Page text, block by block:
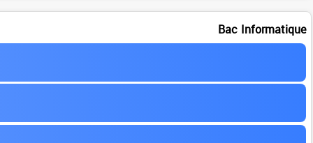
Bac Informatique